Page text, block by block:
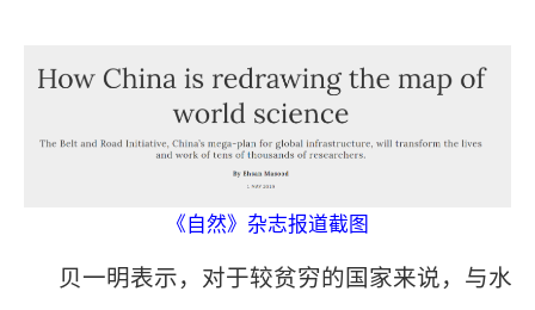
《自然》杂志报道截图
贝一明表示，对于较贫穷的国家来说，与水